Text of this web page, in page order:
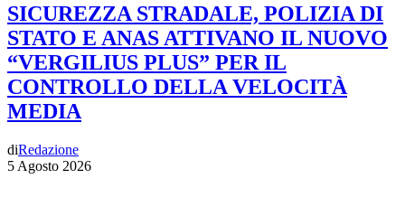
SICUREZZA STRADALE, POLIZIA DI
STATO E ANAS ATTIVANO IL NUOVO
“VERGILIUS PLUS” PER IL
CONTROLLO DELLA VELOCITÀ
MEDIA
diRedazione
5 Agosto 2026